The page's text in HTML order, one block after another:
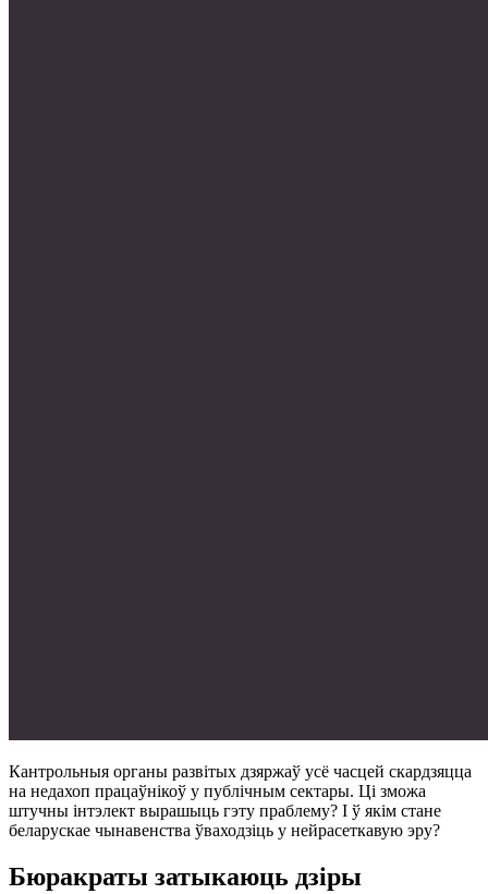
Кантрольныя органы развітых дзяржаў усё часцей скардзяцца
на недахоп працаўнікоў у публічным сектары. Ці зможа
штучны інтэлект вырашыць гэту праблему? І ў якім стане
беларускае чынавенства ўваходзіць у нейрасеткавую эру?
Бюракраты затыкаюць дзіры